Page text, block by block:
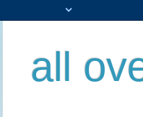
all